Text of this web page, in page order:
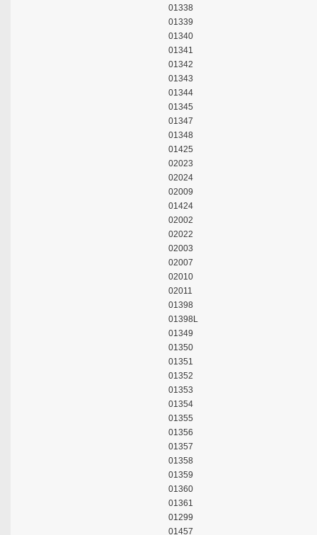
01338
01339
01340
01341
01342
01343
01344
01345
01347
01348
01425
02023
02024
02009
01424
02002
02022
02003
02007
02010
02011
01398
01398L
01349
01350
01351
01352
01353
01354
01355
01356
01357
01358
01359
01360
01361
01299
01457